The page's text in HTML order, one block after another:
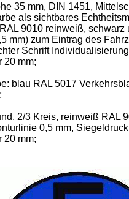
35 mm, DIN 1451,
als sichtbares
9010 reinweiß, schwarz
mm) zum Eintrag des
Schrift
20 mm;
blau RAL 5017
2/3 Kreis, reinweiß RAL
0,5 mm,
20 mm;